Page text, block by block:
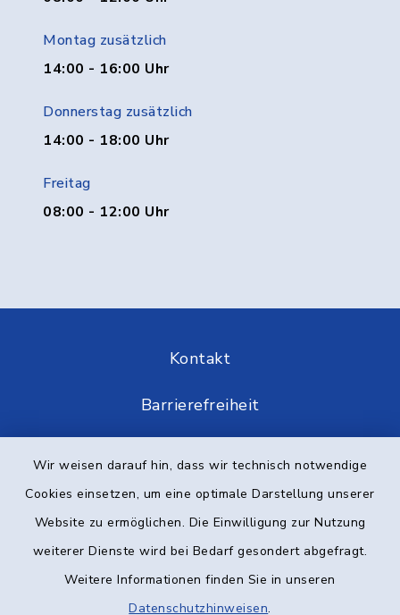
Wir weisen darauf hin, dass wir technisch notwendige
Cookies einsetzen, um eine optimale Darstellung unserer
Website zu ermöglichen. Die Einwilligung zur Nutzung
weiterer Dienste wird bei Bedarf gesondert abgefragt.
Weitere Informationen finden Sie in unseren
Datenschutzhinweisen.
Montag zusätzlich
14:00 - 16:00 Uhr
Donnerstag zusätzlich
14:00 - 18:00 Uhr
Freitag
08:00 - 12:00 Uhr
Kontakt
Barrierefreiheit
Impressum
Elektronische Kommunikation
Sitemap